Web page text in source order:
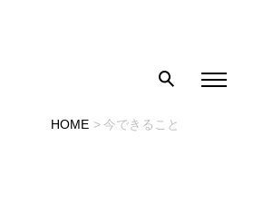
HOME 今できること